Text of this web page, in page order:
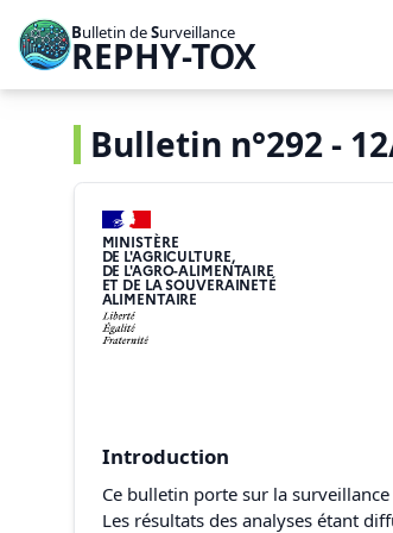
Bulletin deSurveillance
REPHY-TOX
Bulletin n°292 -
MINISTÈRE
DE L'AGRICULTURE,
DE L'AGRO-ALIMENTAIRE
ET DE LA SOUVERAINETÉ
ALIMENTAIRE
Introduction
Ce bulletin porte sur la
Les résultats des analyses étant